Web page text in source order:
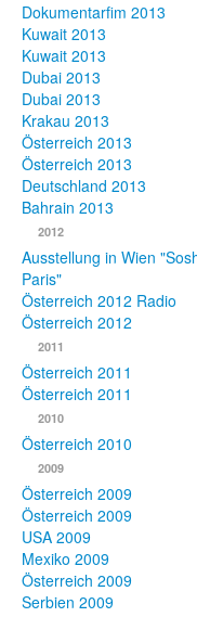
Dokumentarfim 2013
Kuwait 2013
Kuwait 2013
Dubai 2013
Dubai 2013
Krakau 2013
Österreich 2013
Österreich 2013
Deutschland 2013
Bahrain 2013
2012
Ausstellung in Wien
Paris"
Österreich 2012 Radio
Österreich 2012
2011
Österreich 2011
Österreich 2011
2010
Österreich 2010
2009
Österreich 2009
Österreich 2009
USA 2009
Mexiko 2009
Österreich 2009
Serbien 2009